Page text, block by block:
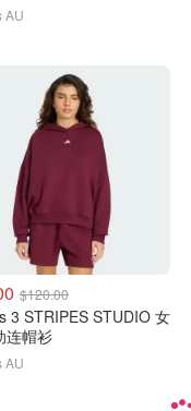
AU
$120.00
3 STRIPES STUDIO 女
连帽衫
AU